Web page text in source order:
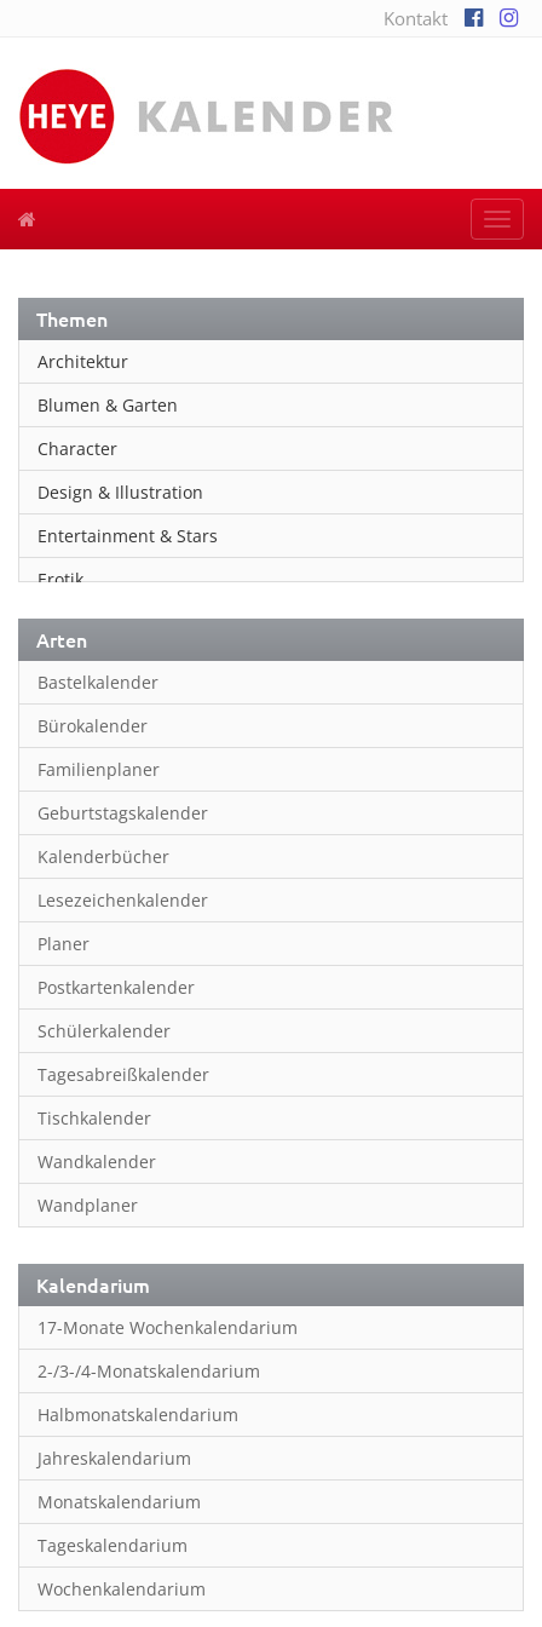
Kontakt
Themen
Architektur
Blumen & Garten
Character
Design & Illustration
Entertainment & Stars
Erotik
Essen & Trinken
Familienplaner
Fantasy
Film
Fotokunst
Frauen
Fußball
Geburtstagskalender
Hobby & Basteln
Humor & Cartoon
Inpiration & Entspannung
Inspiration & Entspannung
Inspiration & Spiritualität
Kinderkalender
Kunst
Länder & Städte
Landschaft & Natur
Lifestyle
Literatur
Manga & Animé
Neutrale Kalender
Partner- & Wandplaner
Planung & Organisation
Arten
Bastelkalender
Bürokalender
Familienplaner
Geburtstagskalender
Kalenderbücher
Lesezeichenkalender
Planer
Postkartenkalender
Schülerkalender
Tagesabreißkalender
Tischkalender
Wandkalender
Wandplaner
Kalendarium
17-Monate Wochenkalendarium
2-/3-/4-Monatskalendarium
Halbmonatskalendarium
Jahreskalendarium
Monatskalendarium
Tageskalendarium
Wochenkalendarium